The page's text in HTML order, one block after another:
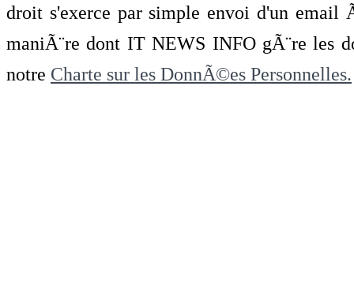
droit s'exerce par simple envoi d'un
maniÃ¨re dont IT NEWS INFO gÃ¨re les
notre Charte sur les DonnÃ©es Personnelles.